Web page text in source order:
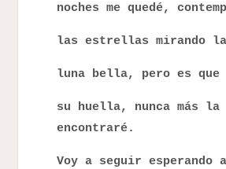
noches me quedé,
las estrellas mirando la
luna bella, pero es que
su huella, nunca más la
encontraré.
Voy a seguir esperando a